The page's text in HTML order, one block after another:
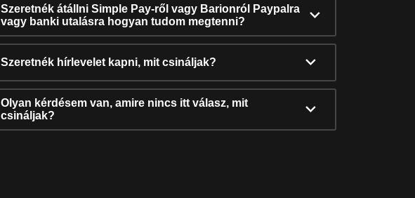
Szeretnék átállni Simple Pay-ről vagy Barionról Paypalra
vagy banki utalásra hogyan tudom megtenni?
Szeretnék hírlevelet kapni, mit csináljak?
Olyan kérdésem van, amire nincs itt válasz, mit
csináljak?